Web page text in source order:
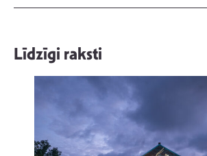
Līdzīgi raksti